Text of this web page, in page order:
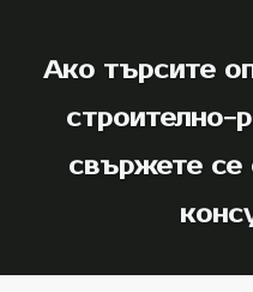
Ако търсите
строително-
свържете се